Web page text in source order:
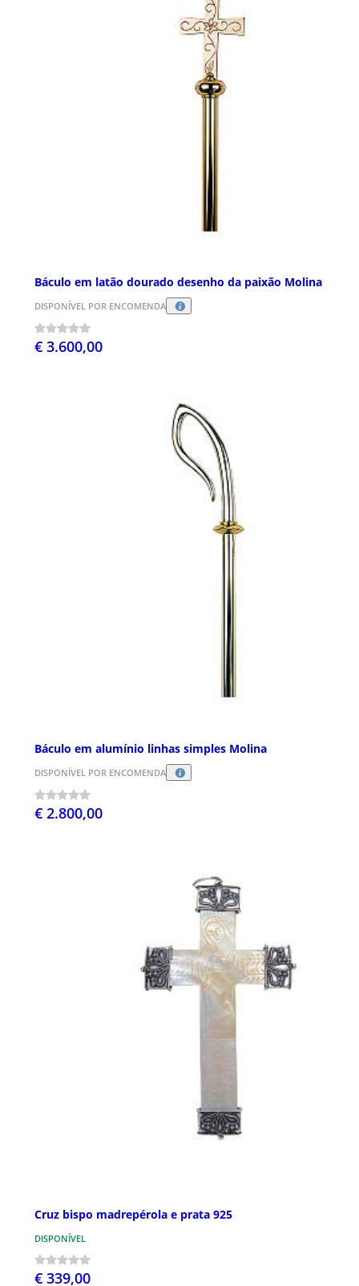
Báculo em latão dourado desenho da paixão Molina
DISPONÍVEL POR ENCOMENDA
€ 3.600,00
Báculo em alumínio linhas simples Molina
DISPONÍVEL POR ENCOMENDA
€ 2.800,00
Cruz bispo madrepérola e prata 925
DISPONÍVEL
€ 339,00